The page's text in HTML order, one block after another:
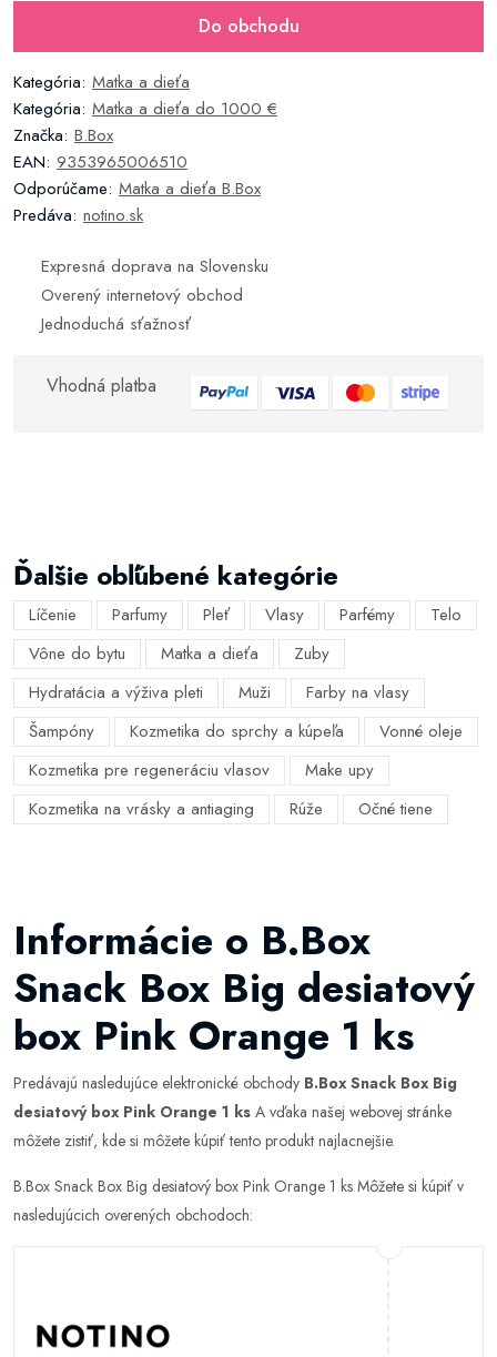
Do obchodu
Kategória: Matka a dieťa
Kategória: Matka a dieťa do 1000 €
Značka: B.Box
EAN: 9353965006510
Odporúčame: Matka a dieťa B.Box
Predáva: notino.sk
Expresná doprava na Slovensku
Overený internetový obchod
Jednoduchá sťažnosť
Vhodná platba
Ďalšie obľúbené kategórie
Líčenie Parfumy Pleť Vlasy Parfémy
Telo
Vône do bytu
Matka a dieťa
Zuby
Hydratácia a výživa pleti
Muži
Farby na vlasy
Šampóny
Kozmetika do sprchy a kúpeľa
Vonné oleje
Kozmetika pre regeneráciu vlasov
Make upy
Kozmetika na vrásky a antiaging
Rúže Očné tiene
Informácie o B.Box
Snack Box Big desiatový
box Pink Orange 1 ks
Predávajú nasledujúce elektronické obchody B.Box Snack Box Big
desiatový box Pink Orange 1 ks A vďaka našej webovej stránke
môžete zistiť, kde si môžete kúpiť tento produkt najlacnejšie.
B.Box Snack Box Big desiatový box Pink Orange 1 ks Môžete si kúpiť v
nasledujúcich overených obchodoch: